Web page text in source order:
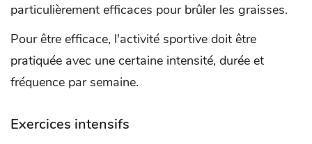
particulièrement efficaces pour brûler les graisses.
Pour être efficace, l'activité sportive doit être
pratiquée avec une certaine intensité, durée et
fréquence par semaine.
Exercices intensifs